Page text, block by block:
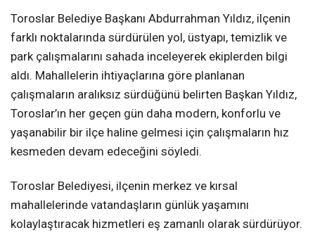
Toroslar Belediye Başkanı Abdurrahman Yıldız, ilçenin
farklı noktalarında sürdürülen yol, üstyapı, temizlik ve
park çalışmalarını sahada inceleyerek ekiplerden bilgi
aldı. Mahallelerin ihtiyaçlarına göre planlanan
çalışmaların aralıksız sürdüğünü belirten Başkan Yıldız,
Toroslar’ın her geçen gün daha modern, konforlu ve
yaşanabilir bir ilçe haline gelmesi için çalışmaların hız
kesmeden devam edeceğini söyledi.
Toroslar Belediyesi, ilçenin merkez ve kırsal
mahallelerinde vatandaşların günlük yaşamını
kolaylaştıracak hizmetleri eş zamanlı olarak sürdürüyor.